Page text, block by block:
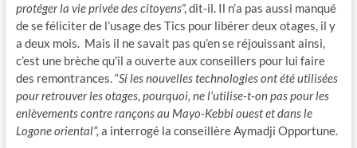
protéger la vie privée des citoyens”, dit-il. Il n’a pas aussi manqué
de se féliciter de l’usage des Tics pour libérer deux otages, il y
a deux mois. Mais il ne savait pas qu’en se réjouissant ainsi,
c’est une brèche qu’il a ouverte aux conseillers pour lui faire
des remontrances. “Si les nouvelles technologies ont été utilisées
pour retrouver les otages, pourquoi, ne l’utilise-t-on pas pour les
enlèvements contre rançons au Mayo-Kebbi ouest et dans le
Logone oriental”, a interrogé la conseillère Aymadji Opportune.